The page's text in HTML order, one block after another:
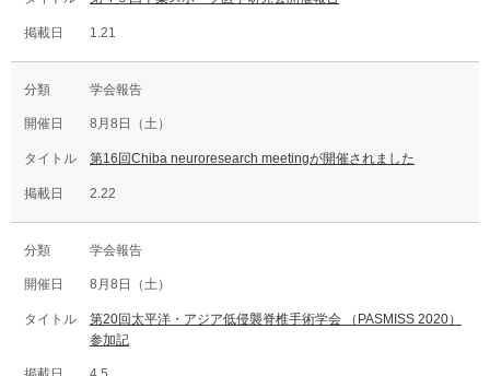
1.21
学会報告
8月8日（土）
第16回Chiba neuroresearch meetingが開催されました
2.22
学会報告
8月8日（土）
第20回太平洋・アジア低侵襲脊椎手術学会 （PASMISS 2020）
参加記